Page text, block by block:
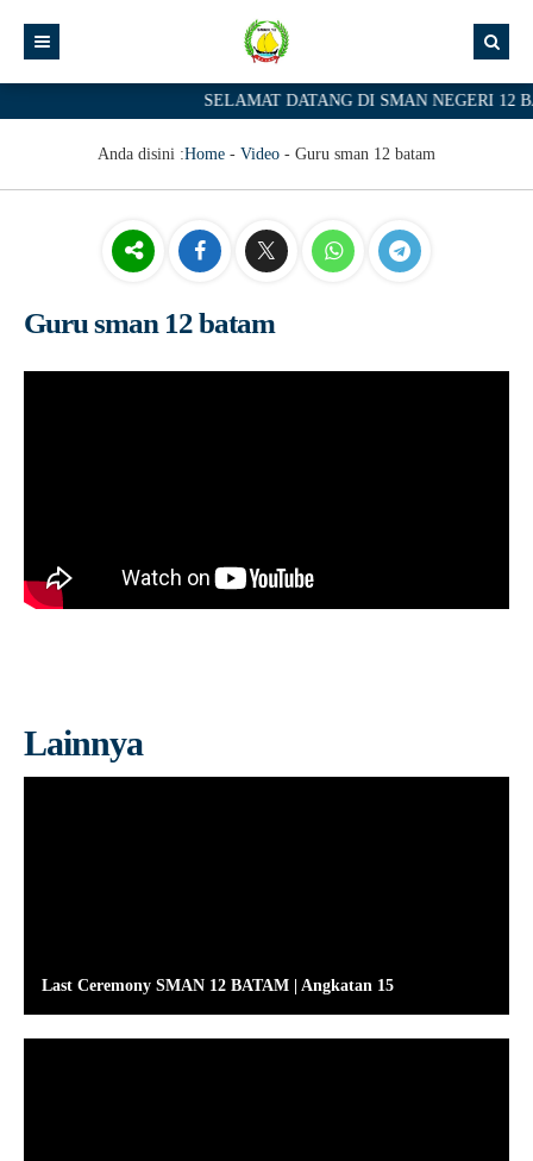
SELAMAT DATANG DI SMAN NEGERI 12
Anda disini :Home - Video - Guru sman 12 batam
Guru sman 12 batam
Lainnya
Last Ceremony SMAN 12 BATAM | Angkatan 15